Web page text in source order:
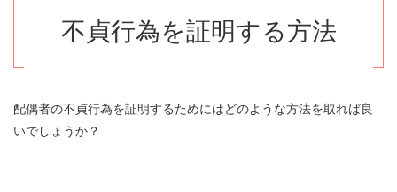
不貞行為を証明する方法
配偶者の不貞行為を証明するためにはどのような方法を取れば良
いでしょうか？